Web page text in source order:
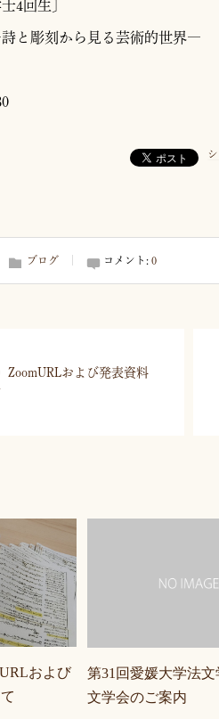
4回生〕
彫刻から見る芸術的世界―
ブログ コメント: 0
ZoomURLおよび発表資料
および
第31回愛媛大学法文
文学会のご案内